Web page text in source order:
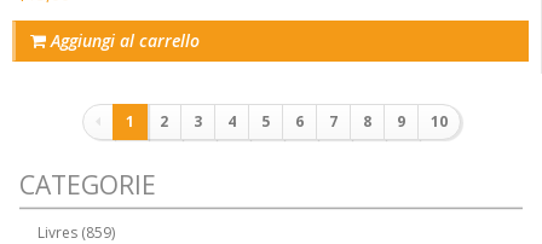
Aggiungi al carrello
Paginazione
1 2 3 4 5 6 7 8 9 10
CATEGORIE
Livres (859)